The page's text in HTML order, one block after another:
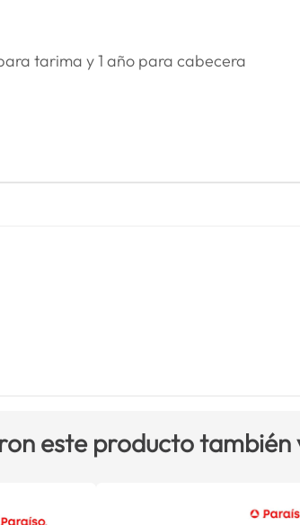
tarima y 1 año para cabecera
este producto también